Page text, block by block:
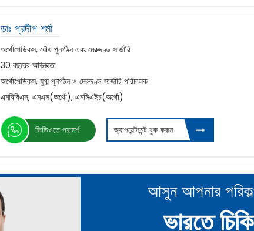
ডাঃ প্রদীপ শর্মা
অর্থোপেডিকস, যৌথ পুনর্গঠন এবং মেরুদণ্ড সার্জারি
30 বছরের অভিজ্ঞতা
অর্থোপেডিকস, যুগ্ম পুনর্গঠন ও মেরুদণ্ড সার্জারি পরিচালক
এমবিবিএস, এমএস(অর্থো), এমসিএইচ(অর্থো)
ভিডিওতে পরামর্শ অ্যাপয়েন্টমেন্ট বুক করুন
আসুন আপনার
ভারতে